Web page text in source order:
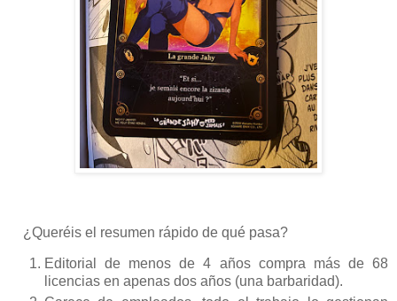
¿Queréis el resumen rápido de qué pasa?
Editorial de menos de 4 años compra más de 68
licencias en apenas dos años (una barbaridad).